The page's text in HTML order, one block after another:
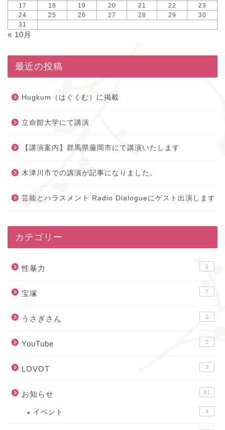
17
18 19 20 21 22
23
24
25 26 27 28 29
30
31
« 10月
最近の投稿
Hugkum（はぐくむ）に掲載
立命館大学にて講演
【講演案内】群馬県藤岡市にて講演いたします
木津川市での講演が記事になりました。
芸能とハラスメント Radio Dialogueにゲスト出演します
カテゴリー
性暴力 1
宝塚 7
うさぎさん 1
YouTube 2
LOVOT 3
お知らせ 81
イベント 4